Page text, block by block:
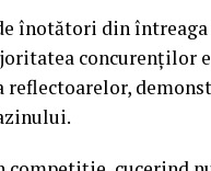
înotători din
concurenților